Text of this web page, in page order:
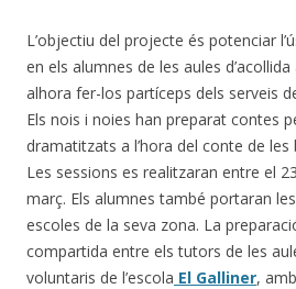
L’objectiu del projecte és potenciar
en els alumnes de les aules
alhora fer-los partíceps dels serveis
Els nois i noies han preparat contes
dramatitzats a l’hora del conte de
Les sessions es realitzaran entre el
març. Els alumnes també portaran
escoles de la seva zona. La
compartida entre els tutors de les
voluntaris de l’escola El Galliner,